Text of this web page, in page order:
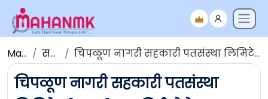
Maha NMK सर्व जाहिराती चिपळूण नागरी सहकारी पतसंस्था लिमिटेड [CUB] रत्नागिरी येथे 'सहाय्यक लिपिक व शिपाई' पदांच्या ३० जागा
चिपळूण नागरी सहकारी पतसंस्था